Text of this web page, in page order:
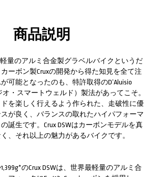
商品説明
軽量のアルミ合金製グラベルバイクというだ
ーボン製Cruxの開発から得た知見を全て注
可能となったのも、特許取得のD’Aluisio
オ・スマートウェルド）製法があってこそ。
を楽しく行えるよう作られた、走破性に優
が良く、バランスの取れたハイパフォーマ
誕生です。Crux DSWはカーボンモデルを真
、それ以上の魅力があるバイクです。
のCrux DSWは、世界最軽量のアルミ合